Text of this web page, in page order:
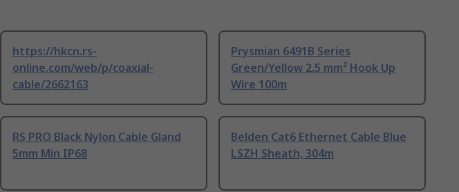
https://hkcn.rs-
online.com/web/p/coaxial-
cable/2662163
Prysmian 6491B Series
Green/Yellow 2.5 mm² Hook Up
Wire 100m
RS PRO Black Nylon Cable Gland
5mm Min IP68
Belden Cat6 Ethernet Cable Blue
LSZH Sheath, 304m